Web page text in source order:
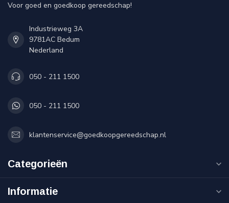
Voor goed en goedkoop gereedschap!
Industrieweg 3A
9781AC Bedum
Nederland
050 - 211 1500
050 - 211 1500
klantenservice@goedkoopgereedschap.nl
Categorieën
Informatie